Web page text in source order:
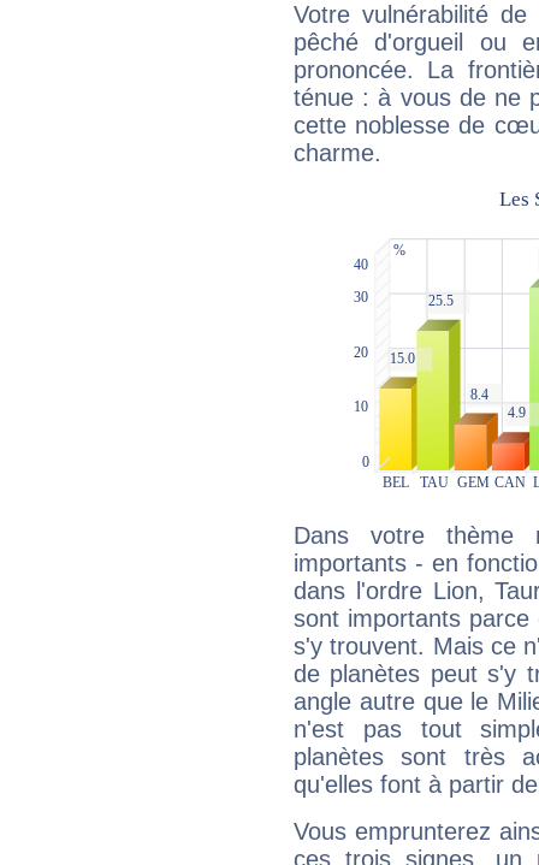
Votre vulnérabilité
pêché d'orgueil ou
prononcée. La
ténue : à vous de ne
cette noblesse de
charme.
Dans votre thème
importants - en
dans l'ordre Lion,
sont importants parce
s'y trouvent. Mais ce
de planètes peut s'y
angle autre que le
n'est pas tout
planètes sont très
qu'elles font à partir
Vous emprunterez
ces trois signes, un